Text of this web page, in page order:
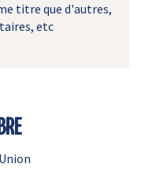
titre que d'autres,
etc